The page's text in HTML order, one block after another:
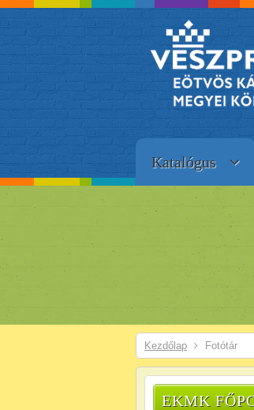
Katalógus
Kezdőlap Fotótár
EKMK